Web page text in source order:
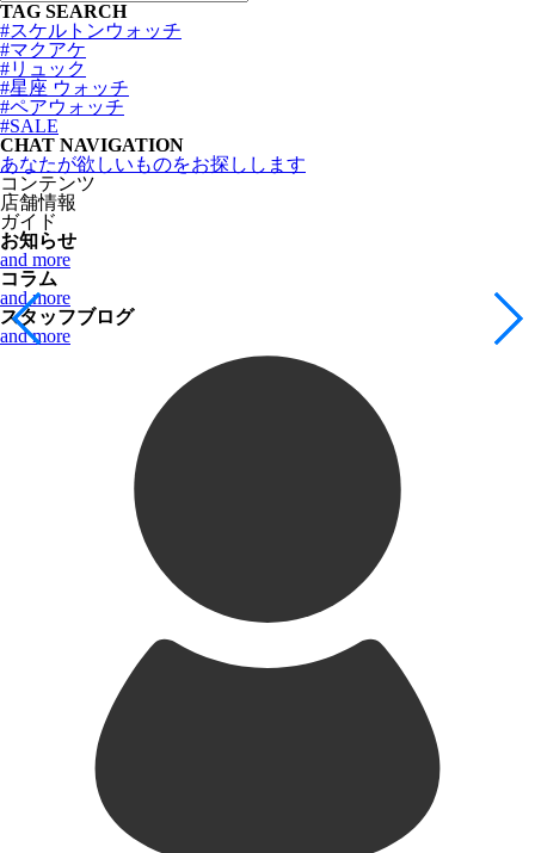
TAG SEARCH
#スケルトンウォッチ
#マクアケ
#リュック
#星座 ウォッチ
#ペアウォッチ
#SALE
CHAT NAVIGATION
あなたが欲しいものをお探しします
コンテンツ
店舗情報
ガイド
お知らせ
and more
コラム
and more
スタッフブログ
and more